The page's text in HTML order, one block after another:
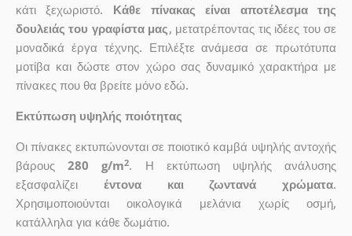
κάτι ξεχωριστό. Κάθε πίνακας είναι αποτέλεσμα της
δουλειάς του γραφίστα μας, μετατρέποντας τις ιδέες του σε
μοναδικά έργα τέχνης. Επιλέξτε ανάμεσα σε πρωτότυπα
μοτίβα και δώστε στον χώρο σας δυναμικό χαρακτήρα με
πίνακες που θα βρείτε μόνο εδώ.
Εκτύπωση υψηλής ποιότητας
Οι πίνακες εκτυπώνονται σε ποιοτικό καμβά υψηλής αντοχής
βάρους280 g/m2. Η εκτύπωση υψηλής ανάλυσης
εξασφαλίζει έντονα και ζωντανά χρώματα.
Χρησιμοποιούνται οικολογικά μελάνια χωρίς οσμή,
κατάλληλα για κάθε δωμάτιο.